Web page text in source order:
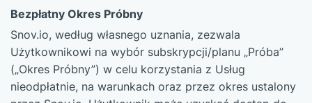
Bezpłatny Okres Próbny
Snov.io, według własnego uznania, zezwala
Użytkownikowi na wybór subskrypcji/planu „Próba”
(„Okres Próbny”) w celu korzystania z Usług
nieodpłatnie, na warunkach oraz przez okres ustalony